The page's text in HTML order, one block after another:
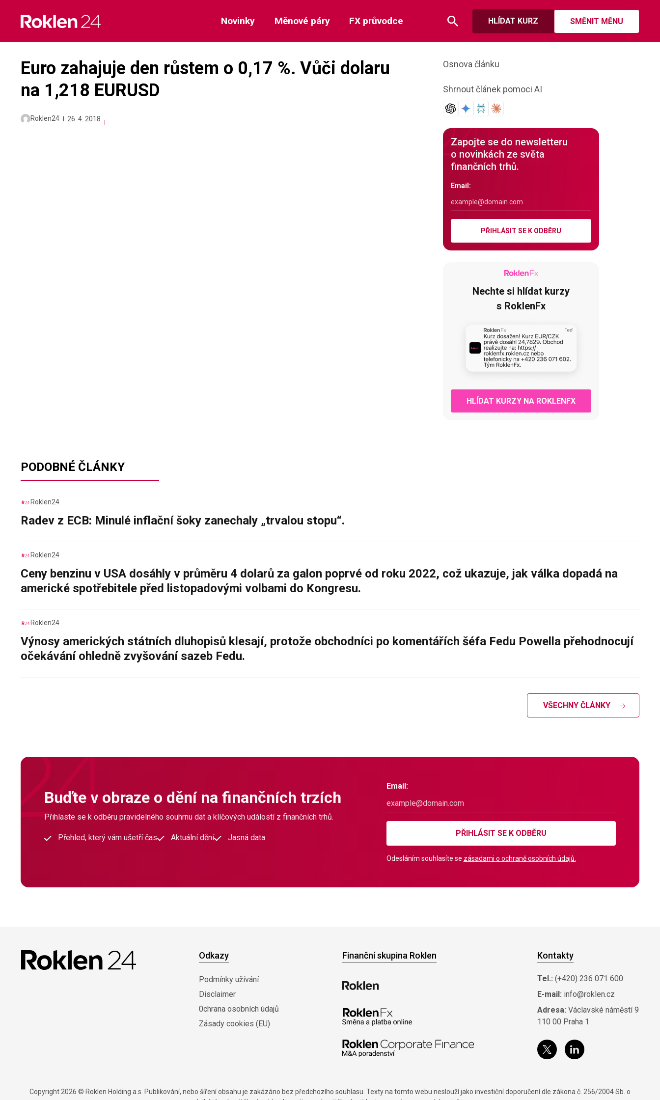
content
HLÍDAT KURZ SMĚNIT MĚNU
Novinky Měnové páry FX průvodce
Euro zahajuje den růstem o 0,17 %. Vůči dolaru
na 1,218 EURUSD
Roklen24 26. 4. 2018
Osnova článku
Shrnout článek pomoci AI
Zapojte se do newsletteru
o novinkách ze světa
finančních trhů.
Email:
PŘIHLÁSIT SE K ODBĚRU
Nechte si hlídat kurzy
s RoklenFx
HLÍDAT KURZY NA ROKLENFX
PODOBNÉ ČLÁNKY
Roklen24
Radev z ECB: Minulé inflační šoky zanechaly „trvalou stopu“.
Roklen24
Ceny benzinu v USA dosáhly v průměru 4 dolarů za galon poprvé od roku 2022, což ukazuje, jak válka dopadá na
americké spotřebitele před listopadovými volbami do Kongresu.
Roklen24
Výnosy amerických státních dluhopisů klesají, protože obchodníci po komentářích šéfa Fedu Powella přehodnocují
očekávání ohledně zvyšování sazeb Fedu.
VŠECHNY ČLÁNKY
Buďte v obraze o dění na finančních trzích
Přihlaste se k odběru pravidelného souhrnu dat a klíčových událostí z finančních trhů.
Přehled, který vám ušetří čas Aktuální dění Jasná data
Email:
PŘIHLÁSIT SE K ODBĚRU
Odesláním souhlasíte se zásadami o ochraně osobních údajů.
Odkazy
Podmínky užívání
Disclaimer
0chrana osobních údajů
Zásady cookies (EU)
Finanční skupina Roklen Kontakty
Tel.: (+420) 236 071 600
E-mail: info@roklen.cz
Adresa: Václavské náměstí 9
110 00 Praha 1
Copyright 2026 © Roklen Holding a.s. Publikování, nebo šíření obsahu je zakázáno bez předchozího souhlasu. Texty na tomto webu neslouží jako investiční doporučení dle zákona č. 256/2004 Sb. o